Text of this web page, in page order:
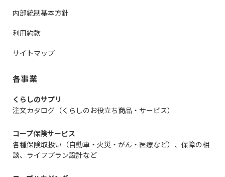
内部統制基本方針
利用約款
サイトマップ
各事業
くらしのサプリ
注文カタログ（くらしのお役立ち商品・サービス）
コープ保険サービス
各種保険取扱い（自動車・火災・がん・医療など）、保障の相
談、ライフプラン設計など